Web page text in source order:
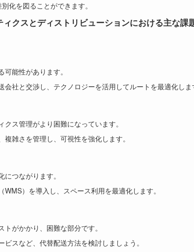
化を図ることができます。
ィクスとディストリビューションにおける主な課
能性があります。
社と交渉し、テクノロジーを活用してルートを最適化しま
ス管理がより困難になっています。
雑さを管理し、可視性を強化します。
つながります。
）を導入し、スペース利用を最適化します。
がかかり、困難な部分です。
スなど、代替配送方法を検討しましょう。